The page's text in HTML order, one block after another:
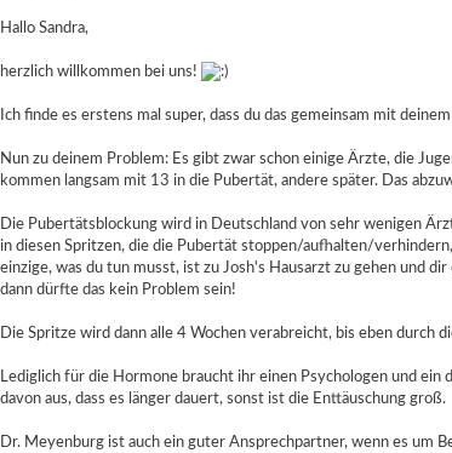
Hallo Sandra,
herzlich willkommen bei uns!
Ich finde es erstens mal super, dass du das gemeinsam mit
Nun zu deinem Problem: Es gibt zwar schon einige Ärzte, die
kommen langsam mit 13 in die Pubertät, andere später. Das
Die Pubertätsblockung wird in Deutschland von sehr wenigen
in diesen Spritzen, die die Pubertät stoppen/aufhalten/
einzige, was du tun musst, ist zu Josh's Hausarzt zu gehen und
dann dürfte das kein Problem sein!
Die Spritze wird dann alle 4 Wochen verabreicht, bis eben
Lediglich für die Hormone braucht ihr einen Psychologen und
davon aus, dass es länger dauert, sonst ist die Enttäuschung groß.
Dr. Meyenburg ist auch ein guter Ansprechpartner, wenn es um